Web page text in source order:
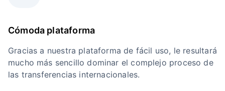
Cómoda plataforma
Gracias a nuestra plataforma de fácil uso, le resultará
mucho más sencillo dominar el complejo proceso de
las transferencias internacionales.